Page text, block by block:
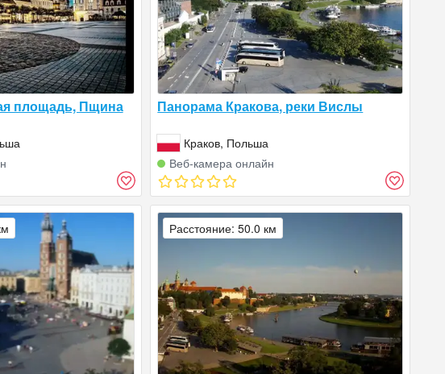
площадь, Пщина Панорама Кракова, реки Вислы
Краков, Польша
Веб‑камера онлайн
Расстояние: 50.0 км